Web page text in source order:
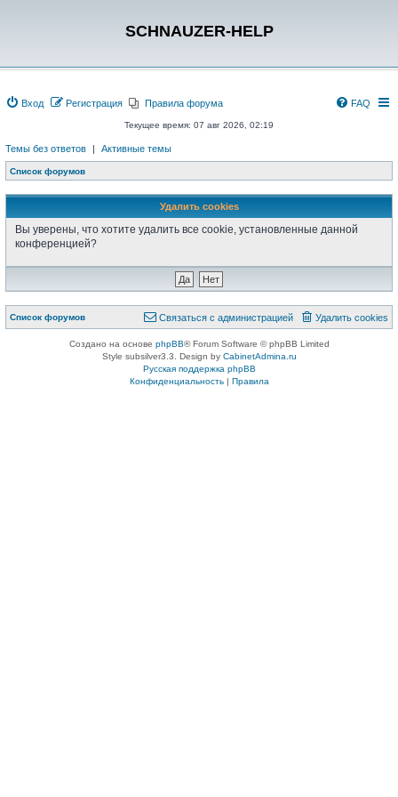
SCHNAUZER-HELP
Вход Регистрация Правила форума FAQ
Текущее время: 07 авг 2026, 02:19
Темы без ответов | Активные темы
Список форумов
Удалить cookies
Вы уверены, что хотите удалить все cookie, установленные данной
конференцией?
Список форумов Удалить cookies
Связаться с администрацией
Создано на основе phpBB® Forum Software © phpBB Limited
Style subsilver3.3. Design by CabinetAdmina.ru
Русская поддержка phpBB
Конфиденциальность| Правила